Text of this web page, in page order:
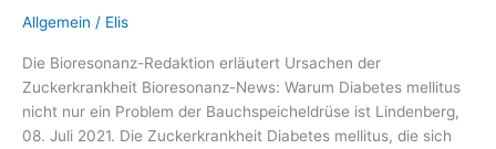
Allgemein / Elis
Die Bioresonanz-Redaktion erläutert Ursachen der
Zuckerkrankheit Bioresonanz-News: Warum Diabetes mellitus
nicht nur ein Problem der Bauchspeicheldrüse ist Lindenberg,
08. Juli 2021. Die Zuckerkrankheit Diabetes mellitus, die sich